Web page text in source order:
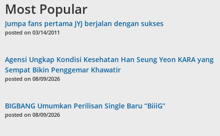
Most Popular
Jumpa fans pertama JYJ berjalan dengan sukses
posted on 03/14/2011
Agensi Ungkap Kondisi Kesehatan Han Seung Yeon KARA yang
Sempat Bikin Penggemar Khawatir
posted on 08/09/2026
BIGBANG Umumkan Perilisan Single Baru “BiiiG”
posted on 08/09/2026